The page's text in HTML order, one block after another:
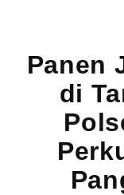
Panen
di